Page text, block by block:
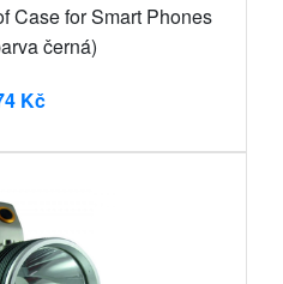
Case for Smart Phones
černá)
Kč